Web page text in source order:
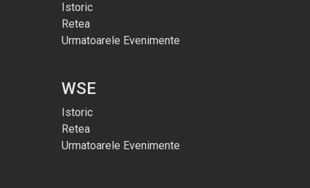
Istoric
Retea
Urmatoarele Evenimente
WSE
Istoric
Retea
Urmatoarele Evenimente